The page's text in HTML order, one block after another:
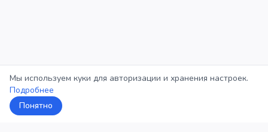
Мы используем куки для авторизации и хранения настроек.
Подробнее
Понятно